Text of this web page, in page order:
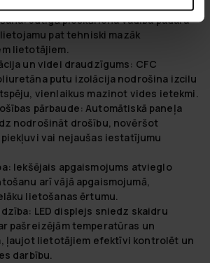
Jutīgā pieskāriena vadība padara
pat tehniski mazāk
lietotājiem.
un videi draudzīgums: CFC
putu izolācija nodrošina izcilu
vienlaikus mazinot vides ietekmi.
pārbaude: Automātiskā paneļa
nodrošināt drošību, novēršot
vai nejaušas iestatījumu
Iekšējais apgaismojums atvieglo
arī vājā apgaismojumā,
lietošanas ērtumu.
LED displejs sniedz skaidru
pašreizējām temperatūras un
ļaujot lietotājiem efektīvi kontrolēt un
darbību.